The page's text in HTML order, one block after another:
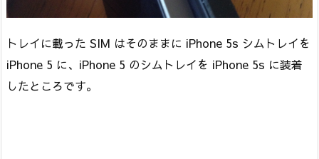
トレイに載った SIM はそのままに iPhone 5s シムトレイを
iPhone 5 に、iPhone 5 のシムトレイを iPhone 5s に装着
したところです。